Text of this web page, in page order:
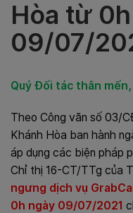
Hòa từ
09/07/
Quý Đối tác thân mến,
Theo Công văn số 03/
Khánh Hòa ban hành
áp dụng các biện pháp
Chỉ thị 16-CT/TTg của
ngưng dịch vụ
0h ngày 09/07/2021